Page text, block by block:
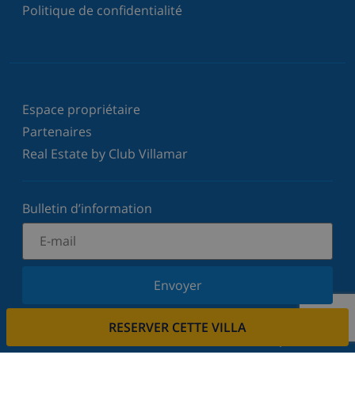
RESERVER CETTE VILLA
Politique de confidentialité
Espace propriétaire
Partenaires
Real Estate by Club Villamar
Bulletin d’information
Envoyer
Inscrivez-vous à notre newsletter et restez informé
votre vie privée.